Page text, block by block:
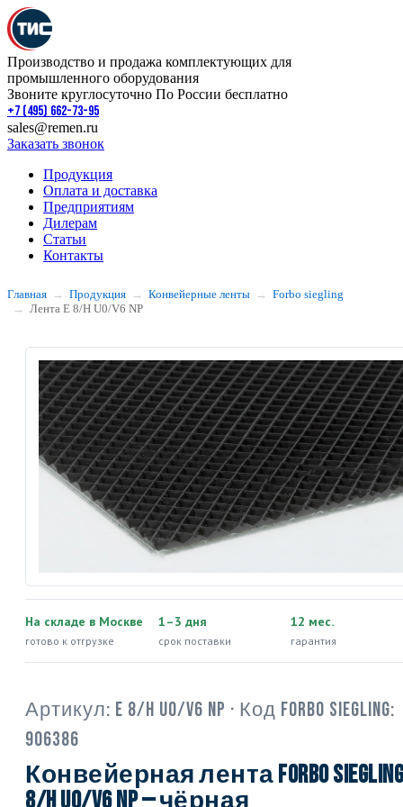
Производство и продажа комплектующих для
промышленного оборудования
Звоните круглосуточно По России бесплатно
+7 (495) 662-73-95
sales@remen.ru
Заказать звонок
Продукция
Оплата и доставка
Предприятиям
Дилерам
Статьи
Контакты
Главная Продукция Конвейерные ленты
Forbo siegling
Лента E 8/H U0/V6 NP
На складе в Москве
готово к отгрузке
1–3 дня
срок поставки
12 мес.
гарантия
Артикул: E 8/H U0/V6 NP · Код Forbo Siegling:
906386
Конвейерная лента Forbo Siegling